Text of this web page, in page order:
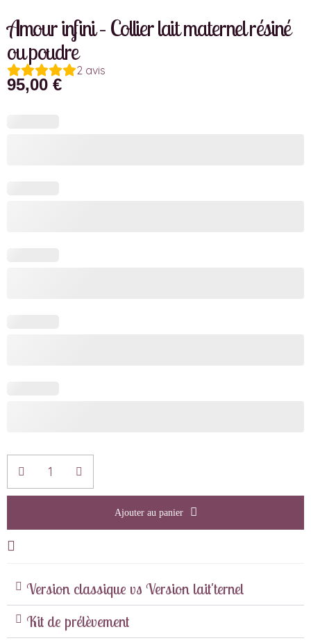
Amour infini – Collier lait maternel résiné
ou poudre
2 avis
95,00 €
Ajouter au panier
Version classique vs Version lait'ternel
Kit de prélèvement